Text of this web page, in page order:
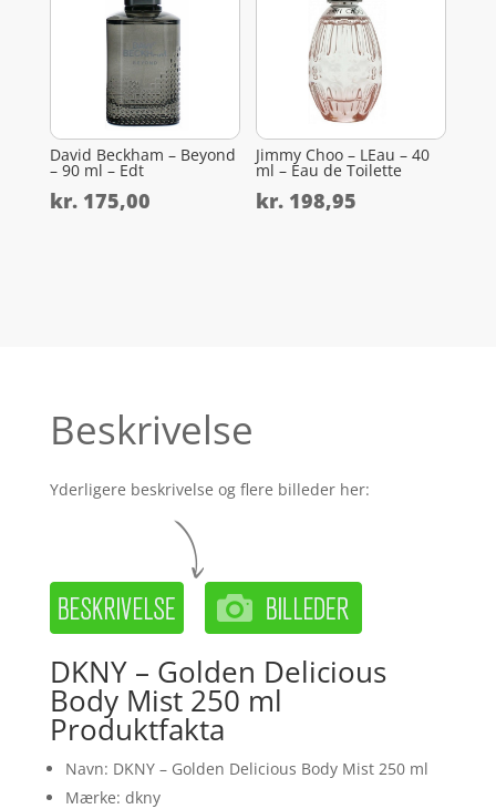
David Beckham – Beyond
– 90 ml – Edt
kr.175,00
Jimmy Choo – LEau – 40
ml – Eau de Toilette
kr. 198,95
Beskrivelse
Yderligere beskrivelse og flere billeder her:
DKNY – Golden Delicious
Body Mist 250 ml
Produktfakta
Navn: DKNY – Golden Delicious Body Mist 250 ml
Mærke: dkny